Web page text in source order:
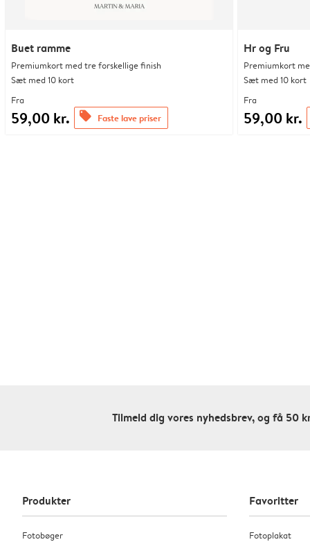
Buet ramme
Premiumkort med tre forskellige finish
Sæt med 10 kort
Fra
59,00 kr. offers Faste lave priser
Hr og Fru
Premiumkort
Sæt med 10 kort
Fra
59,00 kr.
Tilmeld dig vores nyhedsbrev, og få 50
Produkter
Fotobøger
Favoritter
Fotoplakat